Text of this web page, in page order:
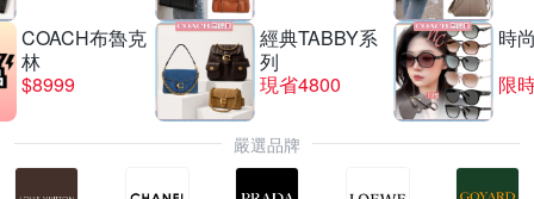
COACH布魯克
林
$8999
經典TABBY系
列
現省4800
時
限
嚴選品牌